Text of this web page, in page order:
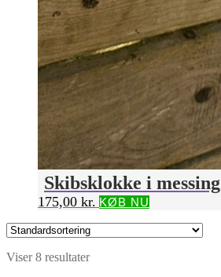
Skibsklokke i messing
175,00 kr. KØB NU
Viser 8 resultater